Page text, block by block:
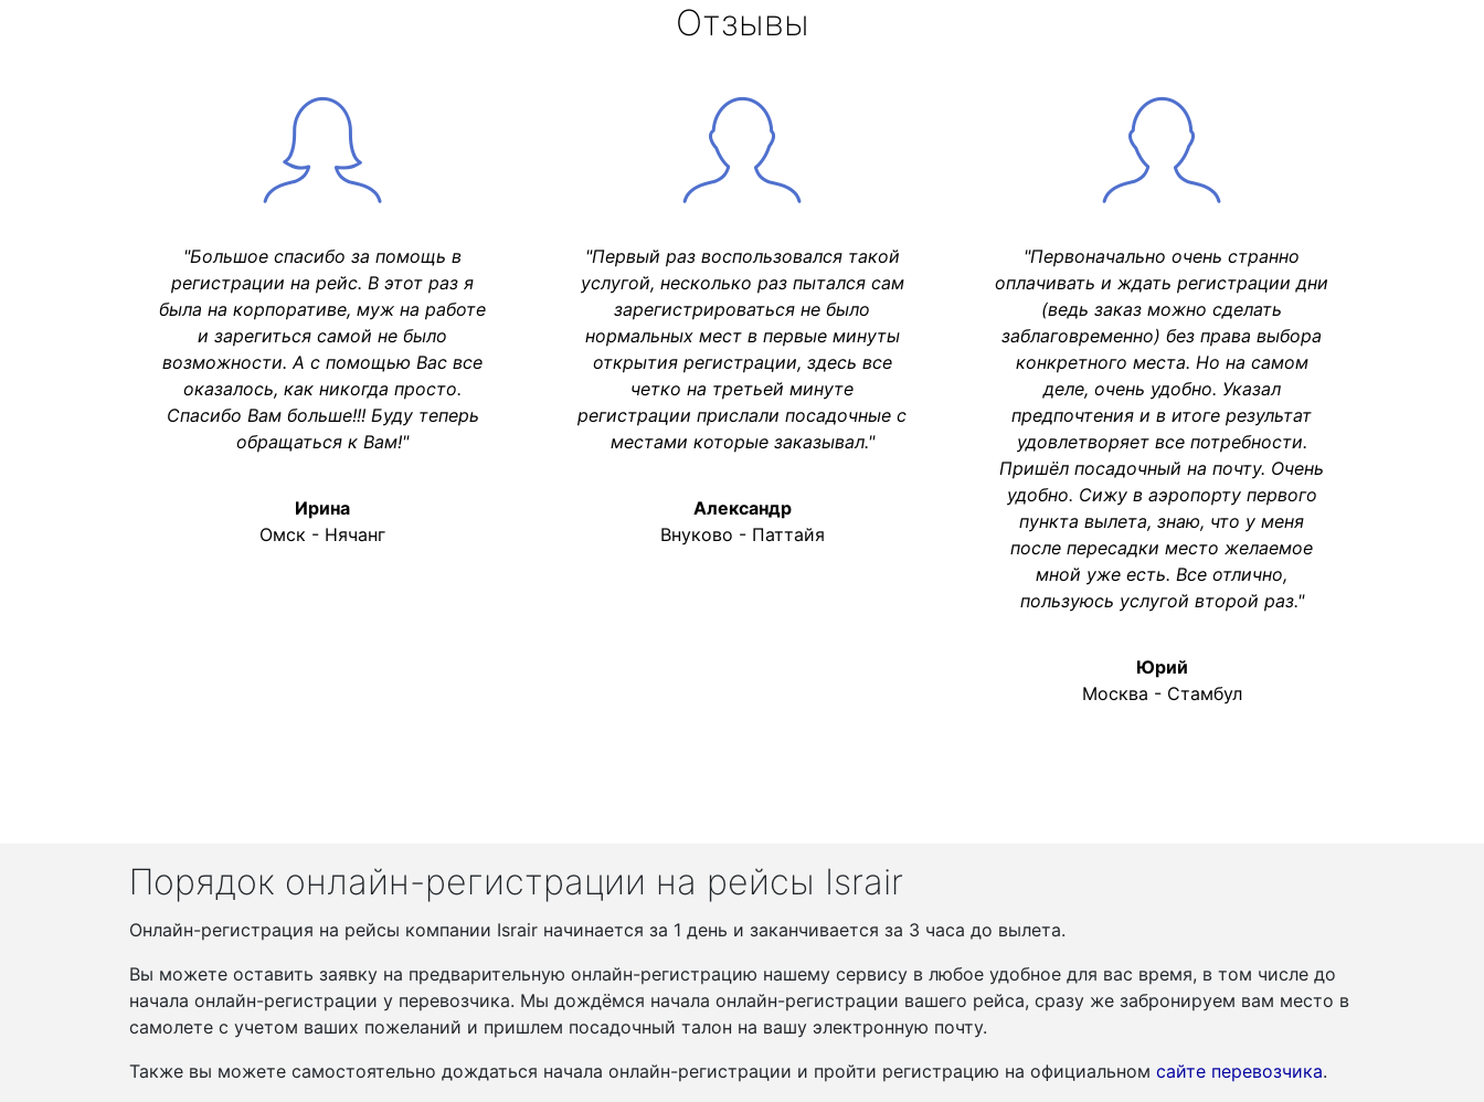
Отзывы
"Большое спасибо за помощь в
регистрации на рейс. В этот раз я
была на корпоративе, муж на работе
и зарегиться самой не было
возможности. А с помощью Вас все
оказалось, как никогда просто.
Спасибо Вам больше!!! Буду теперь
обращаться к Вам!"
Ирина
Омск - Нячанг
"Первый раз воспользовался такой
услугой, несколько раз пытался сам
зарегистрироваться не было
нормальных мест в первые минуты
открытия регистрации, здесь все
четко на третьей минуте
регистрации прислали посадочные с
местами которые заказывал."
Александр
Внуково - Паттайя
"Первоначально очень странно
оплачивать и ждать регистрации дни
(ведь заказ можно сделать
заблаговременно) без права выбора
конкретного места. Но на самом
деле, очень удобно. Указал
предпочтения и в итоге результат
удовлетворяет все потребности.
Пришёл посадочный на почту. Очень
удобно. Сижу в аэропорту первого
пункта вылета, знаю, что у меня
после пересадки место желаемое
мной уже есть. Все отлично,
пользуюсь услугой второй раз."
Юрий
Москва - Стамбул
Порядок онлайн-регистрации на рейсы Israir
Онлайн-регистрация на рейсы компании Israir начинается за 1 день и заканчивается за 3 часа до вылета.
Вы можете оставить заявку на предварительную онлайн-регистрацию нашему сервису в любое удобное для вас время, в том числе до
начала онлайн-регистрации у перевозчика. Мы дождёмся начала онлайн-регистрации вашего рейса, сразу же забронируем вам место в
самолете с учетом ваших пожеланий и пришлем посадочный талон на вашу электронную почту.
Также вы можете самостоятельно дождаться начала онлайн-регистрации и пройти регистрацию на официальном сайте перевозчика.